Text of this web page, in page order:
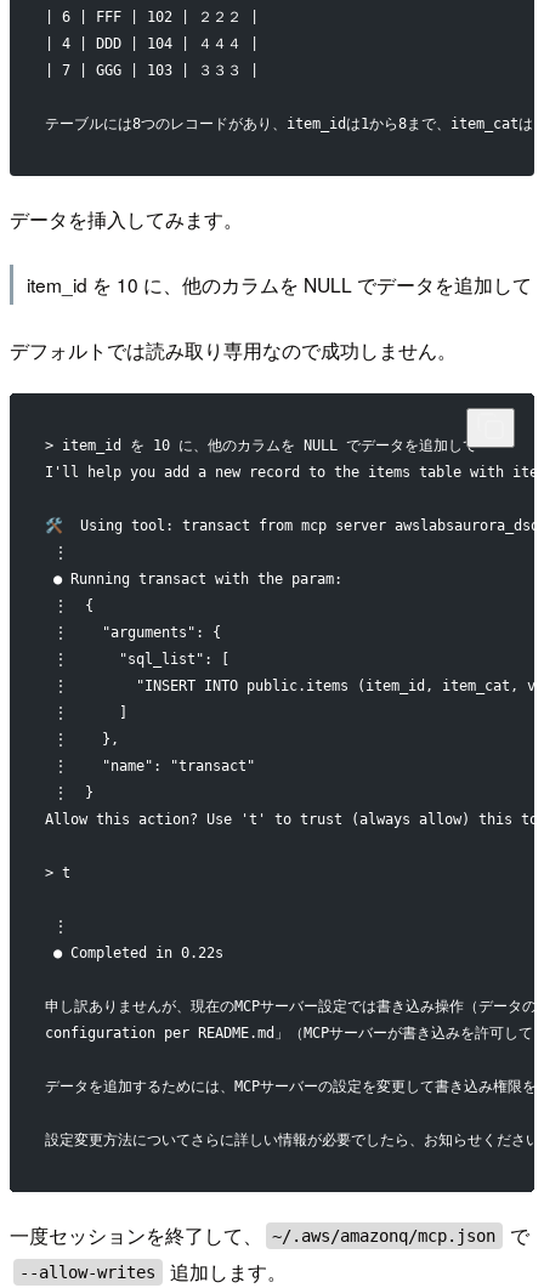
| 6 | FFF | 102 | ２２２ |
| 4 | DDD | 104 | ４４４ |
| 7 | GGG | 103 | ３３３ |
テーブルには8つのレコードがあり、item_idは1から8まで、item_catは
データを挿入してみます。
item_id を 10 に、他のカラムを NULL でデータを追加して
デフォルトでは読み取り専用なので成功しません。
> item_id を 10 に、他のカラムを NULL でデータを追加して
I'll help you add a new record to the items table with
🛠️  Using tool: transact from mcp server
⋮
● Running transact with the param:
⋮  {
⋮    "arguments": {
⋮      "sql_list": [
⋮        "INSERT INTO public.items (item_id, item_cat, val,
⋮      ]
⋮    },
⋮    "name": "transact"
⋮  }
Allow this action? Use 't' to trust (always allow) this
> t
⋮
● Completed in 0.22s
申し訳ありませんが、現在のMCPサーバー設定では書き込み操作（
configuration per README.md」（MCPサーバーが書き込みを許可して
データを追加するためには、MCPサーバーの設定を変更して書き込み権限
設定変更方法についてさらに詳しい情報が必要でしたら、お知らせください
一度セッションを終了して、 ~/.aws/amazonq/mcp.json で
--allow-writes 追加します。